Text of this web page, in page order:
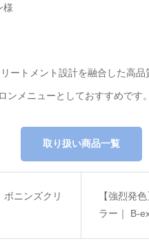
様
ートメント設計を融合した高品
メニューとしておすすめです。
取り扱い商品一覧
ニンズクリ
【強烈発
ラー｜ B-